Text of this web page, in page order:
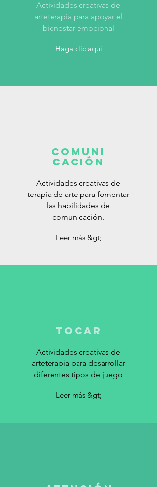
Actividades creativas de
arteterapia para apoyar el
bienestar emocional
Haga clic aquí
Comuni
cación
Actividades creativas de
terapia de arte para fomentar
las habilidades de
comunicación.
Leer más &gt;
Tocar
Actividades creativas de
arteterapia para desarrollar
diferentes tipos de juego
Leer más &gt;